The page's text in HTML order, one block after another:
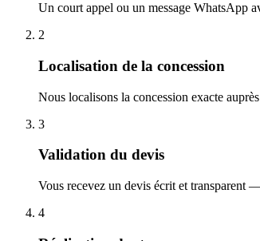
Un court appel ou un message WhatsApp
2
Localisation de la concession
Nous localisons la concession exacte
3
Validation du devis
Vous recevez un devis écrit et transparent
4